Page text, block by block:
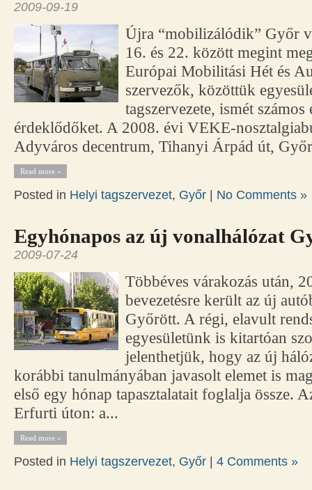
2009-09-19
Újra “mobilizálódik” Győr
16. és 22. között megint
Európai Mobilitási Hét és
szervezők, közöttük
tagszervezete, ismét
érdeklődőket. A 2008. évi VEKE-
Adyváros decentrum, Tihanyi Árpád út,
Read more »
Posted in Helyi tagszervezet, Győr | No Comments »
Egyhónapos az új vonalhálózat
2009-07-24
Többéves várakozás után,
bevezetésre került az új
Győrött. A régi, elavult
egyesületünk is kitartóan
jelenthetjük, hogy az új
korábbi tanulmányában javasolt elemet is
első egy hónap tapasztalatait foglalja össze.
Erfurti úton: a...
Read more »
Posted in Helyi tagszervezet, Győr | 4 Comments »